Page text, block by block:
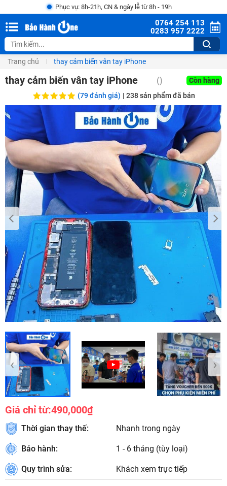
Phục vụ: 8h-21h, CN & ngày lễ từ 8h - 19h
0764 254 113
0283 957 2222
Trang chủ thay cảm biến vân tay iPhone
thay cảm biến vân tay iPhone ()
Còn hàng
(79 đánh giá) | 238sản phẩm đã bán
‹ ›
Giá chỉ từ:490,000₫
Thời gian thay thế: Nhanh trong ngày
Bảo hành: 1 - 6 tháng (tùy loại)
Quy trình sửa: Khách xem trực tiếp